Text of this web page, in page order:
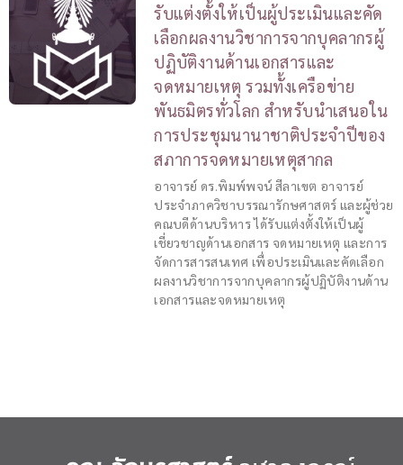
รับแต่งตั้งให้เป็นผู้ประเมินและคัด
เลือกผลงานวิชาการจากบุคลากรผู้
ปฏิบัติงานด้านเอกสารและ
จดหมายเหตุ รวมทั้งเครือข่าย
พันธมิตรทั่วโลก สำหรับนำเสนอใน
การประชุมนานาชาติประจำปีของ
สภาการจดหมายเหตุสากล
อาจารย์ ดร.พิมพ์พจน์ สีลาเขต อาจารย์
ประจำภาควิชาบรรณารักษศาสตร์ และผู้ช่วย
คณบดีด้านบริหาร ได้รับแต่งตั้งให้เป็นผู้
เชี่ยวชาญด้านเอกสาร จดหมายเหตุ และการ
จัดการสารสนเทศ เพื่อประเมินและคัดเลือก
ผลงานวิชาการจากบุคลากรผู้ปฏิบัติงานด้าน
เอกสารและจดหมายเหตุ